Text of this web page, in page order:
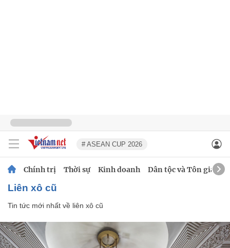
# ASEAN CUP 2026
Chính trị Thời sự Kinh doanh Dân tộc và Tôn giáo
liên xô cũ
Tin tức mới nhất về liên xô cũ